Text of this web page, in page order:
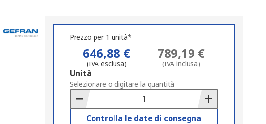
Prezzo per 1 unità*
646,88 €
(IVA esclusa)
789,19 €
(IVA inclusa)
Add
to
Basket
Unità
Selezionare o digitare la quantità
Controlla le date di consegna